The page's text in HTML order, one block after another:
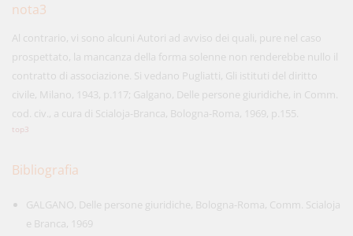
nota3
Al contrario, vi sono alcuni Autori ad avviso dei quali, pure nel caso
prospettato, la mancanza della forma solenne non renderebbe nullo il
contratto di associazione. Si vedano Pugliatti, Gli istituti del diritto
civile, Milano, 1943, p.117; Galgano, Delle persone giuridiche, in Comm.
cod. civ., a cura di Scialoja-Branca, Bologna-Roma, 1969, p.155.
top3
Bibliografia
GALGANO, Delle persone giuridiche, Bologna-Roma, Comm. Scialoja
e Branca, 1969